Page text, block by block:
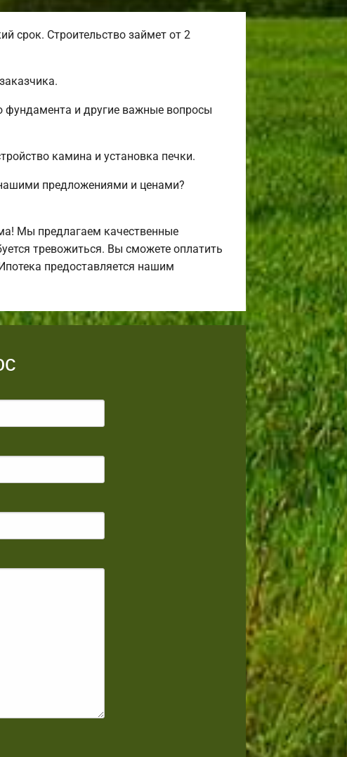
срок. Строительство займет от 2
фундамента и другие важные вопросы
камина и установка печки.
предложениями и ценами?
Мы предлагаем качественные
тревожиться. Вы сможете оплатить
предоставляется нашим